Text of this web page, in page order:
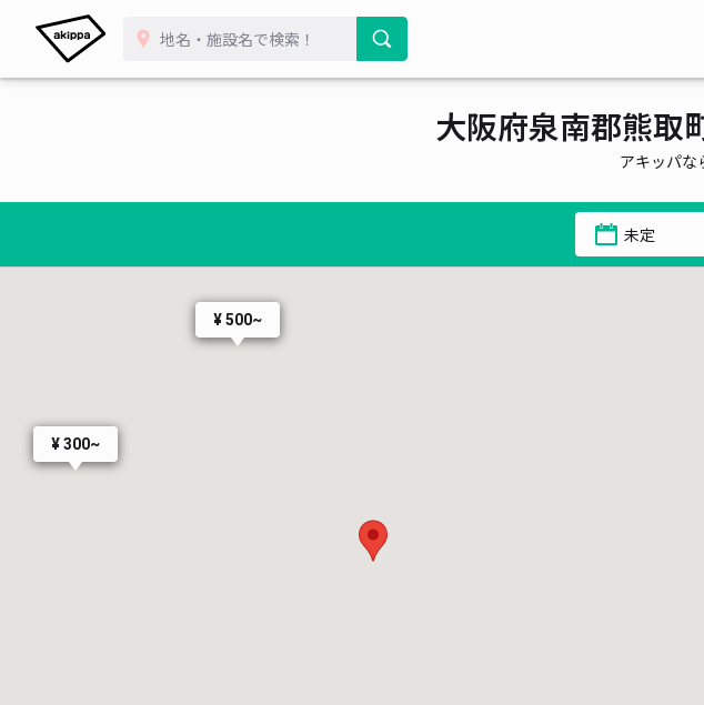
大阪府泉南郡熊取
アキッパな
未定
¥ 500~
¥ 300~